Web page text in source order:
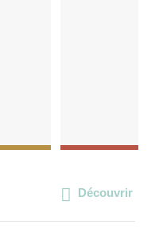
Découvrir